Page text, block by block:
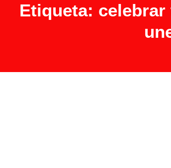
Etiqueta: